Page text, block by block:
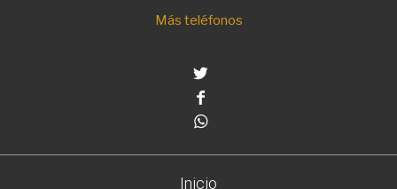
Más teléfonos
Inicio